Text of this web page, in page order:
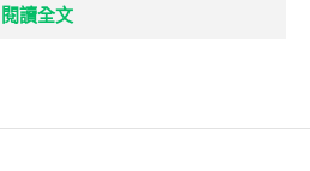
閱讀全文